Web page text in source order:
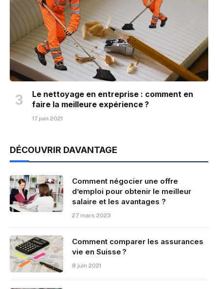
Le nettoyage en entreprise : comment en
faire la meilleure expérience ?
17 juin 2021
DÉCOUVRIR DAVANTAGE
Comment négocier une offre
d’emploi pour obtenir le meilleur
salaire et les avantages ?
27 mars 2023
Comment comparer les assurances
vie en Suisse ?
8 juin 2021